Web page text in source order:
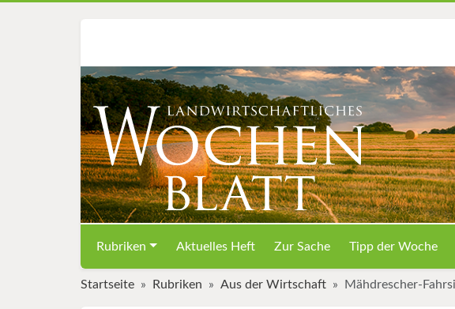
Rubriken Aktuelles Heft Zur Sache Tipp der Woche
Startseite Rubriken Aus der Wirtschaft Mähdrescher-